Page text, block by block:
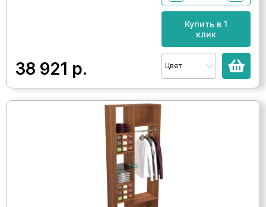
38 921 р.
Купить в 1
клик
Цвет